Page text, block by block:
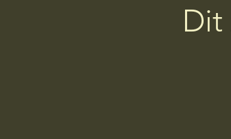
Dit